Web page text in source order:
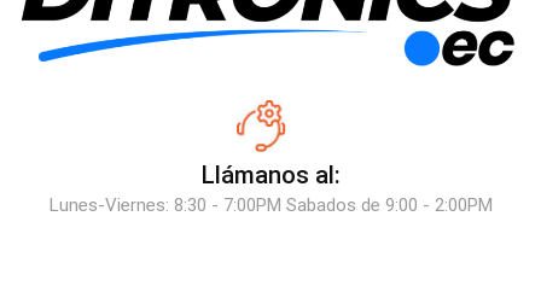
Llámanos al:
Lunes-Viernes: 8:30 - 7:00PM Sabados de 9:00 - 2:00PM